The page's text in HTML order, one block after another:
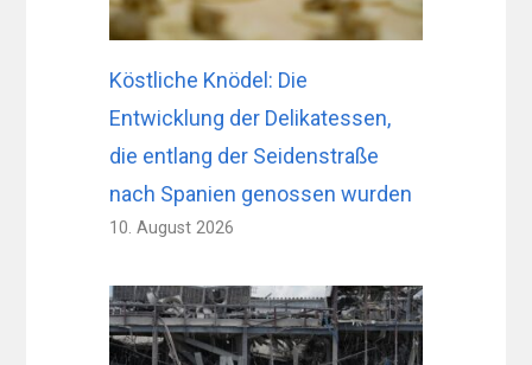
Köstliche Knödel: Die
Entwicklung der Delikatessen,
die entlang der Seidenstraße
nach Spanien genossen wurden
10. August 2026